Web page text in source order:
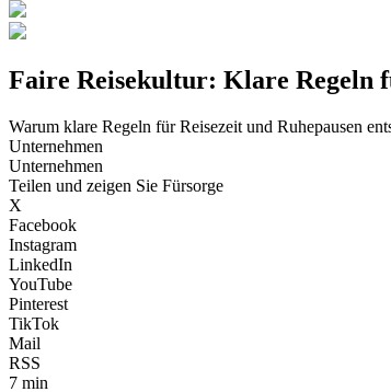
Faire Reisekultur: Klare Regeln
Warum klare Regeln für Reisezeit und Ruhepausen
Unternehmen
Unternehmen
Teilen und zeigen Sie Fürsorge
X
Facebook
Instagram
LinkedIn
YouTube
Pinterest
TikTok
Mail
RSS
7 min